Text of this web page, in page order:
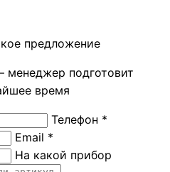
предложение
менеджер подготовит
время
Телефон *
Email *
На какой прибор